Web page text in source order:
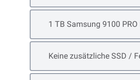
1 TB Samsung 9100 PRO
Open item options
Keine zusätzliche SSD /
Open item options